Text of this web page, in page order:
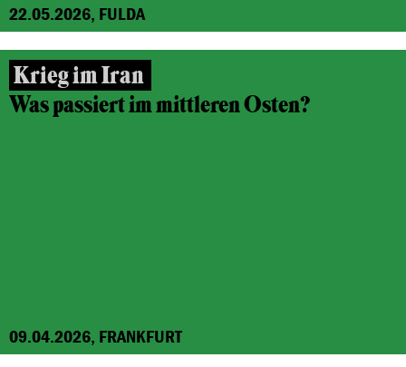
22.05.2026, FULDA
Krieg im Iran
Was passiert im mittleren Osten?
09.04.2026, FRANKFURT